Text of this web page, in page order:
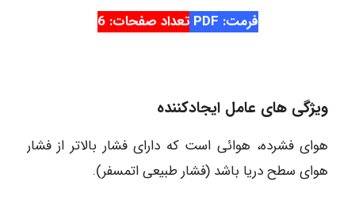
فرمت: PDF
تعداد صفحات: 6
ویژگی های عامل ایجادکننده
هوای فشرده، هوائی است که دارای فشار بالاتر از فشار
هوای سطح دریا باشد (فشار طبیعی اتمسفر).